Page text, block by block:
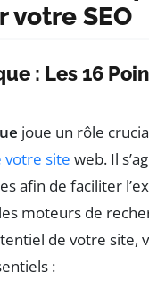
votre SEO
: Les 16
joue un rôle
votre site web. Il
afin de faciliter
moteurs de
de votre site,
: